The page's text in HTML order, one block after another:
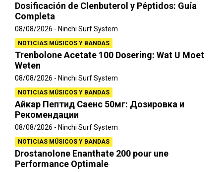
Dosificación de Clenbuterol y Péptidos: Guía
Completa
08/08/2026 Ninchi Surf System
NOTICIAS MÚSICOS Y BANDAS
Trenbolone Acetate 100 Dosering: Wat U Moet
Weten
08/08/2026 Ninchi Surf System
NOTICIAS MÚSICOS Y BANDAS
Айкар Пептид Саенс 50мг: Дозировка и
Рекомендации
08/08/2026 Ninchi Surf System
NOTICIAS MÚSICOS Y BANDAS
Drostanolone Enanthate 200 pour une
Performance Optimale